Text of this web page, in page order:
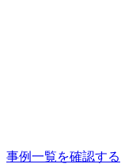
事例一覧を確認する